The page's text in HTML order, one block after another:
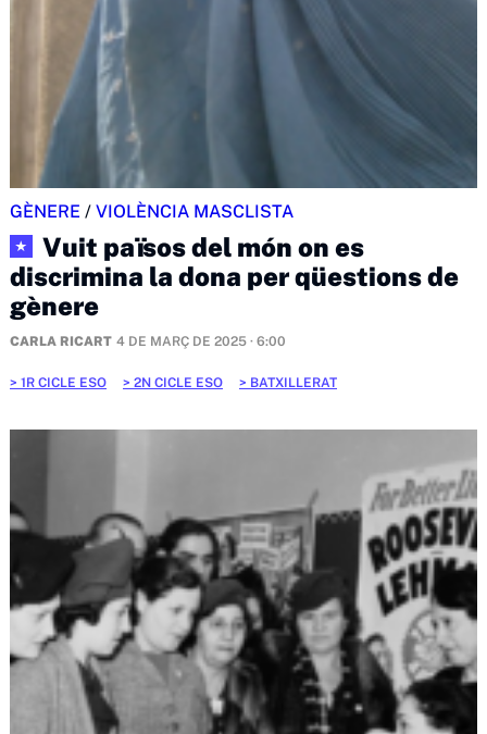
GÈNERE / VIOLÈNCIA MASCLISTA
★
Vuit països del món on es
discrimina la dona per qüestions de
gènere
CARLA RICART 4 DE MARÇ DE 2025 · 6:00
1R CICLE ESO 2N CICLE ESO BATXILLERAT